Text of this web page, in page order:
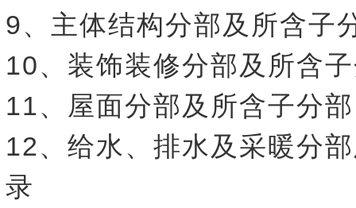
9、主体结构分部及所含子
10、装饰装修分部及所含
11、屋面分部及所含子分
12、给水、排水及采暖分
录